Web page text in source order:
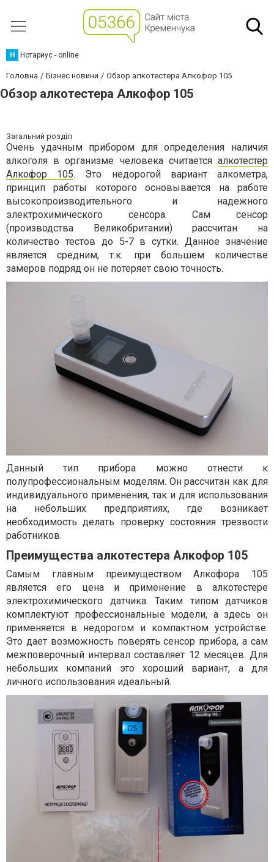
Н Нотариус - online
Головна Бізнес новини Обзор алкотестера Алкофор 105
Обзор алкотестера Алкофор 105
Загальний розділ
Очень удачным прибором для определения наличия
алкоголя в организме человека считается алкотестер
Алкофор 105. Это недорогой вариант алкометра,
принцип работы которого основывается на работе
высокопроизводительного и надежного
электрохимического сенсора. Сам сенсор
(производства Великобритании) рассчитан на
количество тестов до 5-7 в сутки. Данное значение
является средним, т.к. при большем количестве
замеров подряд он не потеряет свою точность.
Данный тип прибора можно отнести к
полупрофессиональным моделям. Он рассчитан как для
индивидуального применения, так и для использования
на небольших предприятиях, где возникает
необходимость делать проверку состояния трезвости
работников.
Преимущества алкотестера Алкофор 105
Самым главным преимуществом Алкофора 105
является его цена и применение в алкотестере
электрохимического датчика. Таким типом датчиков
комплектуют профессиональные модели, а здесь он
применяется в недорогом и компактном устройстве.
Это дает возможность поверять сенсор прибора, а сам
межповерочный интервал составляет 12 месяцев. Для
небольших компаний это хороший вариант, а для
личного использования идеальный.